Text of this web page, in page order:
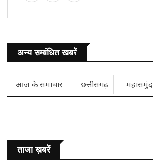
अन्य सम्बंधित खबरें
आज के समाचार छत्तीसगढ़ महासमुंद
ताजा ख़बरें